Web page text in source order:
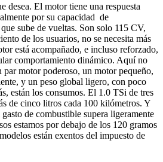
desea. El motor tiene una respuesta
por su capacidad de
sube de vueltas. Son solo 115 CV,
de los usuarios, no se necesita más
está acompañado, e incluso reforzado,
comportamiento dinámico. Aquí no
motor poderoso, un motor pequeño,
y un peso global ligero, con poco
están los consumos. El 1.0 TSi de tres
de cinco litros cada 100 kilómetros. Y
de combustible supera ligeramente
estamos por debajo de los 120 gramos
están exentos del impuesto de